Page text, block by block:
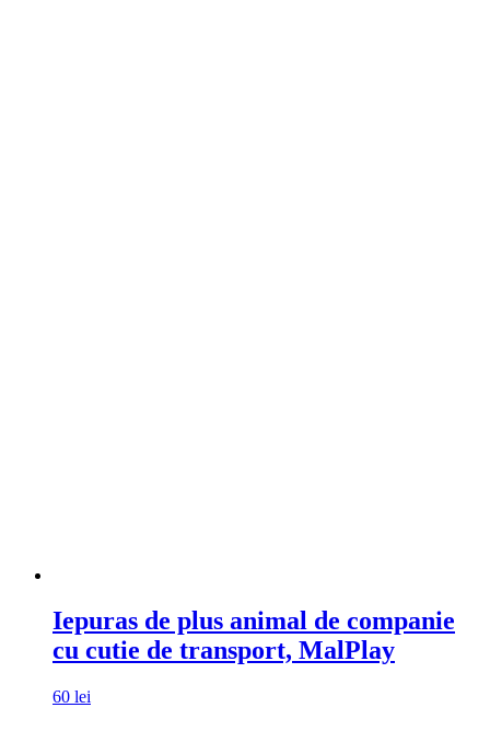
Iepuras de plus animal de companie
cu cutie de transport, MalPlay
60 lei